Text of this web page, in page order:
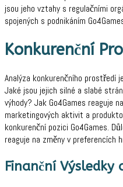
jsou jeho vztahy s regulačními
spojených s podnikáním
Konkurenční
Analýza konkurenčního prostředí
Jaké jsou jejich silné a slabé
výhody? Jak Go4Games reaguje
marketingových aktivit a
konkurenční pozici Go4Games.
reaguje na změny v preferencích
Finanční Výsledky